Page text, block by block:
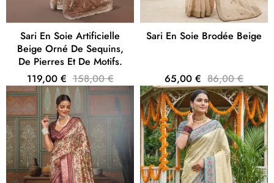
Sari En Soie Artificielle
Beige Orné De Sequins,
De Pierres Et De Motifs.
119,00 € 158,00 €
Sari En Soie Brodée Beige
65,00 € 86,00 €